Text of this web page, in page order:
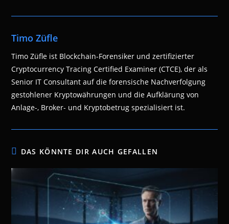
Timo Züfle
Timo Züfle ist Blockchain-Forensiker und zertifizierter
Cryptocurrency Tracing Certified Examiner (CTCE), der als
Senior IT Consultant auf die forensische Nachverfolgung
gestohlener Kryptowährungen und die Aufklärung von
Anlage-, Broker- und Kryptobetrug spezialisiert ist.
DAS KÖNNTE DIR AUCH GEFALLEN